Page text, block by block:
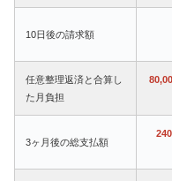
10日後の請求額
任意整理返済と合算し
た月負担
3ヶ月後の総支払額